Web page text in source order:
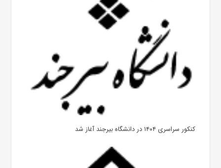
کنکور سراسری ۱۴۰۴ در دانشگاه بیرجند آغاز شد